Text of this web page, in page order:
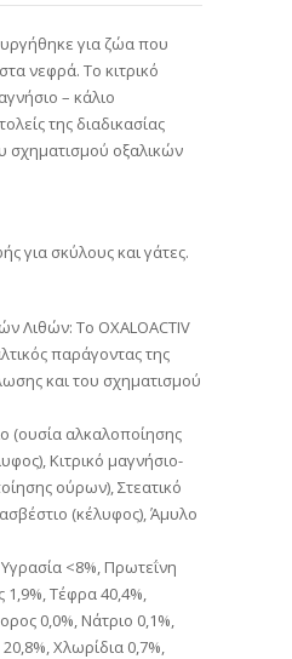
για ζώα που
νεφρά. Το κιτρικό
– κάλιο
της διαδικασίας
σχηματισμού οξαλικών
για σκύλους και γάτες.
Λιθών: Το OXALOACTIV
παράγοντας της
και του σχηµατισµού
(ουσία αλκαλοποίησης
Κιτρικό µαγνήσιο-
ούρων), Στεατικό
(κέλυφος), Άμυλο
<8%, Πρωτεΐνη
1,9%, Τέφρα 40,4%,
0,0%, Νάτριο 0,1%,
Χλωρίδια 0,7%,